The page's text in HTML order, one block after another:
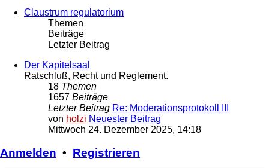
Claustrum regulatorium
Themen
Beiträge
Letzter Beitrag
Der Kapitelsaal
Ratschluß, Recht und Reglement.
18 Themen
1657 Beiträge
Letzter Beitrag Re: Moderationsprotokoll III
von holzi Neuester Beitrag
Mittwoch 24. Dezember 2025, 14:18
Anmelden • Registrieren